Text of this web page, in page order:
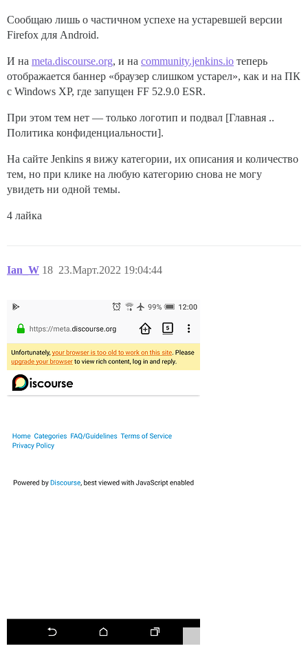
Сообщаю лишь о частичном успехе на устаревшей версии
Firefox для Android.
И на meta.discourse.org, и на community.jenkins.io теперь
отображается баннер «браузер слишком устарел», как и на ПК
с Windows XP, где запущен FF 52.9.0 ESR.
При этом тем нет — только логотип и подвал [Главная ..
Политика конфиденциальности].
На сайте Jenkins я вижу категории, их описания и количество
тем, но при клике на любую категорию снова не могу
увидеть ни одной темы.
4 лайка
Ian_W 23.Март.2022 19:04:44
18